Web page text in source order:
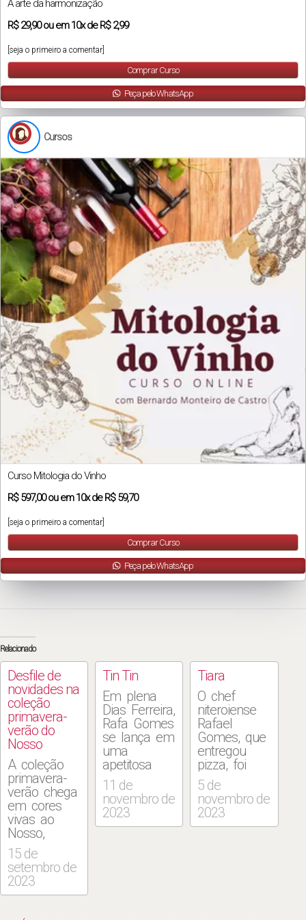
A arte da harmonização
R$29,90ou em10xdeR$ 2,99
[seja o primeiro a comentar]
Comprar Curso
Peça pelo WhatsApp
Cursos
Curso Mitologia do Vinho
R$597,00ou em10xdeR$ 59,70
[seja o primeiro a comentar]
Comprar Curso
Peça pelo WhatsApp
Relacionado
Desfile de
novidades na
coleção
primavera-
verão do
Nosso
A coleção
primavera-
verão chega
em cores
vivas ao
Nosso,
pontuada de
levezas,
toques
asiáticos e
bebem em
15 de
setembro de
2023
Tin Tin
Em plena
Dias Ferreira,
Rafa Gomes
se lança em
uma
apetitosa
aventura
boêmia. A
empreitada
é fruto da
11 de
novembro de
2023
Tiara
O chef
niteroiense
Rafael
Gomes, que
entregou
pizza, foi
garçom e
pescador de
salmão no
Alaska,
5 de
novembro de
2023